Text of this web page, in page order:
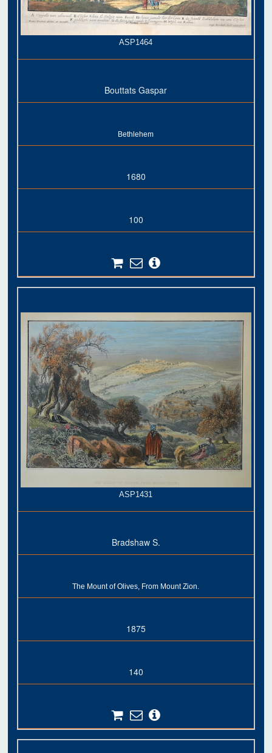
ASP1464
Bouttats Gaspar
Bethlehem
1680
100
ASP1431
Bradshaw S.
The Mount of Olives, From Mount Zion.
1875
140